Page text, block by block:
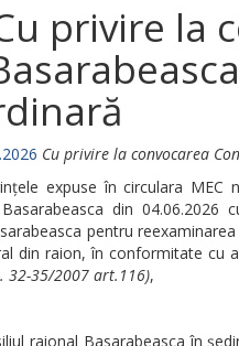
privire la
Cu privire la convocarea
expuse în circulara MEC
din
pentru
din raion, în conformitate cu
32-35/2007 art.116),
raional Basarabeasca în